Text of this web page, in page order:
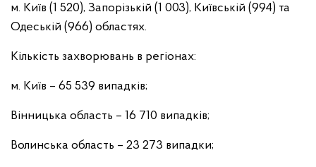
м. Київ (1 520), Запорізькій (1 003), Київській (994) та
Одеській (966) областях.
Кількість захворювань в регіонах:
м. Київ – 65 539 випадків;
Вінницька область – 16 710 випадків;
Волинська область – 23 273 випадки;